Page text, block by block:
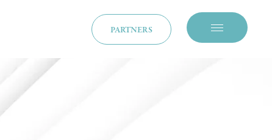
PARTNERS
メニューを開閉